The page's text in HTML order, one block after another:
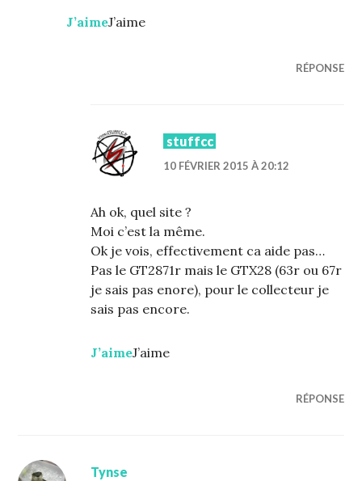
J’aimeJ’aime
RÉPONSE
stuffcc
10 FÉVRIER 2015 À 20:12
Ah ok, quel site ?
Moi c’est la même.
Ok je vois, effectivement ca aide pas…
Pas le GT2871r mais le GTX28 (63r ou 67r
je sais pas enore), pour le collecteur je
sais pas encore.
J’aimeJ’aime
RÉPONSE
Tynse